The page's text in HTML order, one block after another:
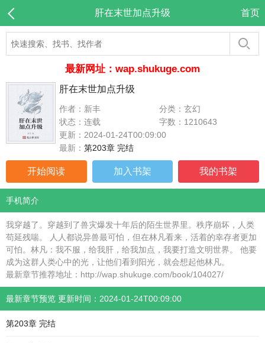
肝在末世加点升级 首页
最新网址：wap.shukuge.com
肝在末世加点升级
作者：新丰
分类：玄幻
状态：连载
字数：1210643
更新：2024-01-24T00:09:00
最新： 第203章 完结
开始阅读 加入书架 我的书架
手机简介
我穿越了。穿越到了兽灾爆发十年后的陌生世界里。秩序崩坏，人类
苟延残喘。 人人都说异兽最可怕，但在林凡看来，活着的幸存者更加
可怕。林凡：我不服，给我肝，给我加点，我要打造文明世界。 他要
成为这群人类心中的光，让他们看到阳光，就会想起他林凡。
最新章节推荐地址：http://wap.shukuge.com/book/104027/
最新章节预览 更新时间：2024-01-24T00:09:00
第203章 完结